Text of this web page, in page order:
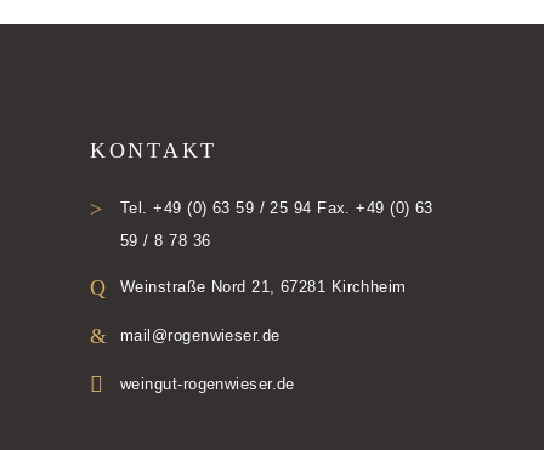
KONTAKT
Tel. +49 (0) 63 59 / 25 94 Fax. +49 (0) 63
59 / 8 78 36
Weinstraße Nord 21, 67281 Kirchheim
mail@rogenwieser.de
weingut-rogenwieser.de